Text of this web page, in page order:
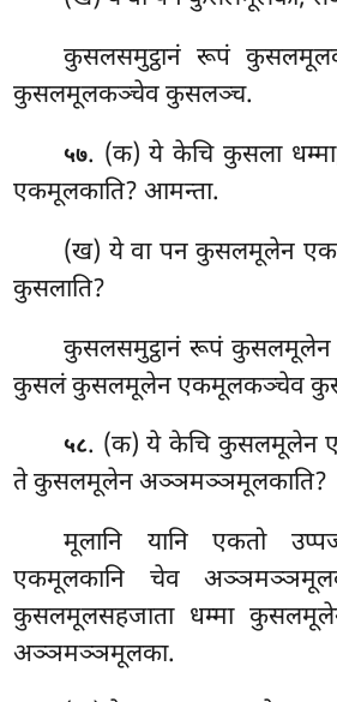
कुसलसमुट्ठानं रूपं
कुसलमूलकञ्चेव कुसलञ्च.
५७. (क) ये केचि कुसला
एकमूलकाति? आमन्ता.
(ख) ये वा पन कुसलमूलेन
कुसलाति?
कुसलसमुट्ठानं रूपं
कुसलं कुसलमूलेन एकमूलकञ्चेव
५८. (क) येकेचि कुसलमूलेन
ते कुसलमूलेन अञ्ञमञ्ञमूलकाति?
मूलानि यानि एकतो
एकमूलकानि चेव
कुसलमूलसहजाता धम्मा
अञ्ञमञ्ञमूलका.